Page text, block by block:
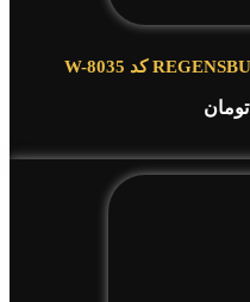
تومان